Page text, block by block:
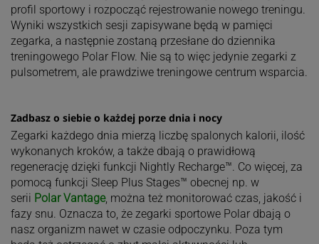
profil sportowy i rozpocząć rejestrowanie nowego treningu.
Wyniki wszystkich sesji zapisywane będą w pamięci
zegarka, a następnie zostaną przesłane do dziennika
treningowego Polar Flow. Nie są to więc jedynie zegarki z
pulsometrem, ale prawdziwe treningowe centrum wsparcia.
Zadbasz o siebie o każdej porze dnia i nocy
Zegarki każdego dnia mierzą liczbę spalonych kalorii, ilość
wykonanych kroków, a także dbają o prawidłową
regenerację dzięki funkcji Nightly Recharge™. Co więcej, za
pomocą funkcji Sleep Plus Stages™ obecnej np. w
serii Polar Vantage, można też monitorować czas, jakość i
fazy snu. Oznacza to, że zegarki sportowe Polar dbają o
nasz organizm nawet w czasie odpoczynku. Poza tym